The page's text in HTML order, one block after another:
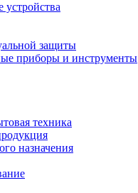
защиты
приборы и инструменты
техника
назначения